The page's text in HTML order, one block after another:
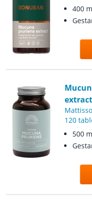
400
extract
120
500